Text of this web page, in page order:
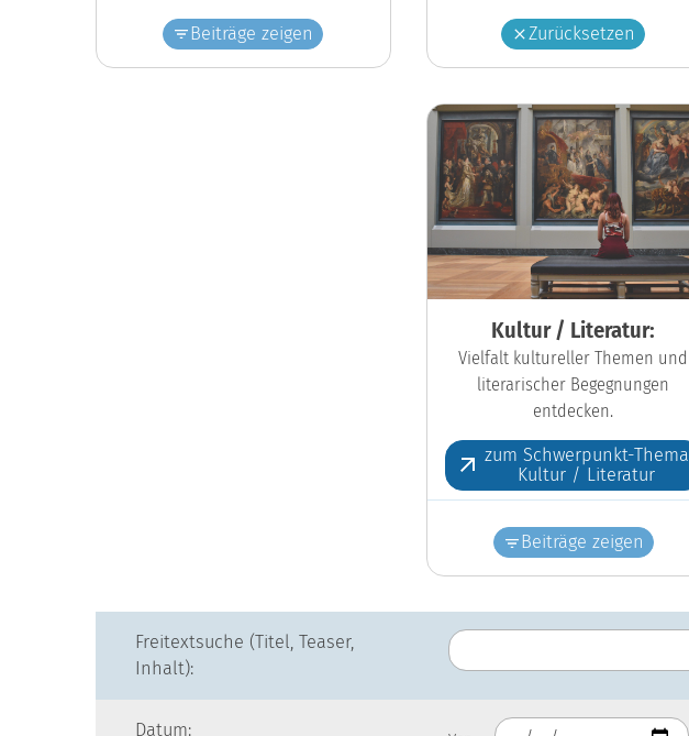
Beiträge zeigen Zurücksetzen
Kultur / Literatur:
Vielfalt kultureller Themen und
literarischer Begegnungen
entdecken.
zum Schwerpunkt-Thema
Kultur / Literatur
Beiträge zeigen
Freitextsuche (Titel, Teaser,
Inhalt):
Datum: